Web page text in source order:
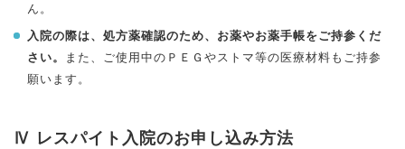
ん。
入院の際は、処方薬確認のため、お薬やお薬手帳をご持参くだ
さい。
また、ご使用中のＰＥＧやストマ等の医療材料もご持参
願います。
Ⅳ レスパイト入院のお申し込み方法